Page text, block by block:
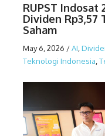
RUPST Indosat
Dividen Rp3,57
Saham
May 6, 2026 /AI
Teknologi Indonesia